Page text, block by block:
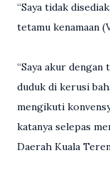
“Saya tidak
tetamu kenamaan
“Saya akur
duduk di kerusi
mengikuti
katanya selepas
Daerah Kuala